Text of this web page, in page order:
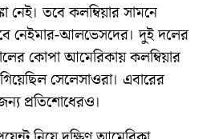
নেই। তবে কলম্বিয়ার সামনে
নেইমার-আলভেসদের। দুই দলের
কোপা আমেরিকায় কলম্বিয়ার
সেলেসাওরা। এবারের
প্রতিশোধেরও।